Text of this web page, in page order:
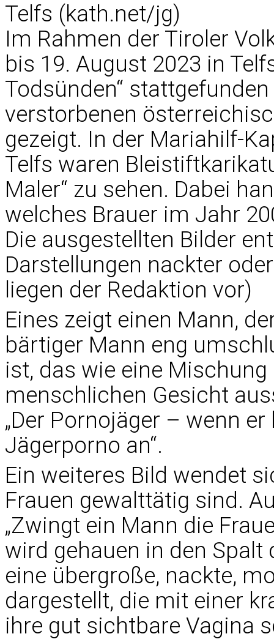
Telfs (kath.net/jg)
Im Rahmen der Tiroler
bis 19. August 2023 in
Todsünden“
verstorbenen
gezeigt. In der Mariahilf-
Telfs waren
Maler“ zu sehen. Dabei
welches Brauer im Jahr
Die ausgestellten Bilder
Darstellungen nackter
liegen der Redaktion vor)
Eines zeigt einen Mann,
bärtiger Mann eng
ist, das wie eine
menschlichen Gesicht
„Der Pornojäger – wenn
Jägerporno an“.
Ein weiteres Bild wendet
Frauen gewalttätig sind.
„Zwingt ein Mann die
wird gehauen in den Spalt
eine übergroße, nackte,
dargestellt, die mit einer
ihre gut sichtbare Vagina